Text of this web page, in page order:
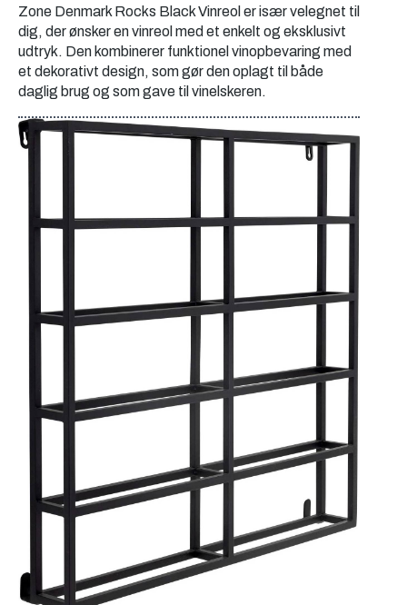
Zone Denmark Rocks Black Vinreol er især velegnet til
dig, der ønsker en vinreol med et enkelt og eksklusivt
udtryk. Den kombinerer funktionel vinopbevaring med
et dekorativt design, som gør den oplagt til både
daglig brug og som gave til vinelskeren.